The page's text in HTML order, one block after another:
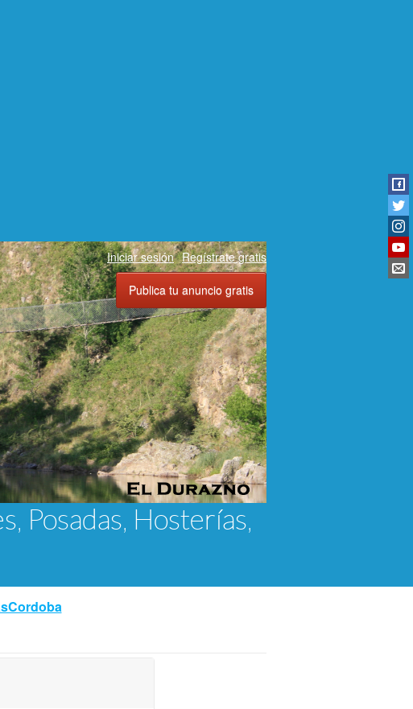
Posadas, Hosterías,
Iniciar sesión Regístrate gratis
Publica tu anuncio gratis